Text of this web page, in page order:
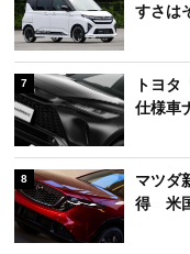
すさは
7
トヨ
仕様車
8
マツダ
得 米